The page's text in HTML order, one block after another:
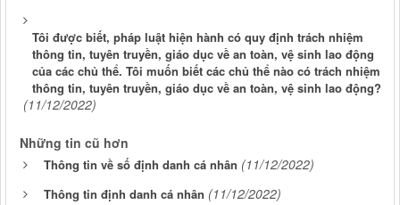
Tôi được biết, pháp luật hiện hành có quy định trách nhiệm
thông tin, tuyên truyền, giáo dục về an toàn, vệ sinh lao động
của các chủ thể. Tôi muốn biết các chủ thể nào có trách nhiệm
thông tin, tuyên truyền, giáo dục về an toàn, vệ sinh lao động?
(11/12/2022)
Những tin cũ hơn
Thông tin về số định danh cá nhân (11/12/2022)
Thông tin định danh cá nhân (11/12/2022)